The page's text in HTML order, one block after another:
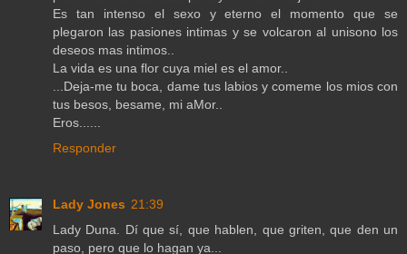
Es tan intenso el sexo y eterno el momento que se
plegaron las pasiones intimas y se volcaron al unisono los
deseos mas intimos..
La vida es una flor cuya miel es el amor..
...Deja-me tu boca, dame tus labios y comeme los mios con
tus besos, besame, mi aMor..
Eros......
Responder
Lady Jones 21:39
Lady Duna. Dí que sí, que hablen, que griten, que den un
paso, pero que lo hagan ya...